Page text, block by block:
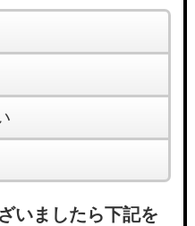
いましたら下記を